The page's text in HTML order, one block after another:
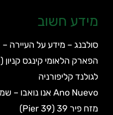
מידע חשוב
סולבנג – מידע על העיירה – Solvang
הפארק הלאומי קינגס קניון (Kings Canyon)
לגולנד קליפורניה
Ano Nuevo אנו נואבו – שמורת כלבי ים על כביש 1
מזח פיר 39 (Pier 39)